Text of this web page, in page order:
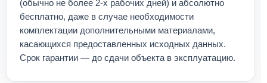
(обычно не более 2-х рабочих дней) и абсолютно
бесплатно, даже в случае необходимости
комплектации дополнительными материалами,
касающихся предоставленных исходных данных.
Срок гарантии — до сдачи объекта в эксплуатацию.